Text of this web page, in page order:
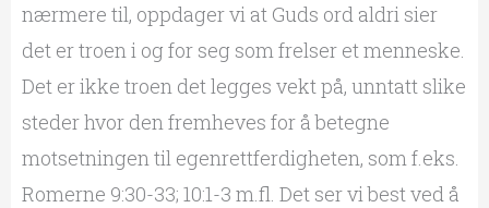
nærmere til, oppdager vi at Guds ord aldri sier
det er troen i og for seg som frelser et menneske.
Det er ikke troen det legges vekt på, unntatt slike
steder hvor den fremheves for å betegne
motsetningen til egenrettferdigheten, som f.eks.
Romerne 9:30-33; 10:1-3 m.fl. Det ser vi best ved å